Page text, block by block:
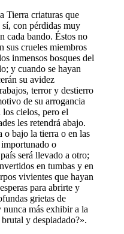
Tierra criaturas que
sí, con pérdidas muy
cada bando. Éstos no
sus crueles miembros
inmensos bosques del
y cuando se hayan
su avidez
terror y destierro
de su arrogancia
los cielos, pero el
les retendrá abajo.
o bajo la tierra o en las
importunado o
será llevado a otro;
en tumbas y en
vivientes que hayan
para abrirte y
grietas de
nunca más exhibir a la
y despiadado?».